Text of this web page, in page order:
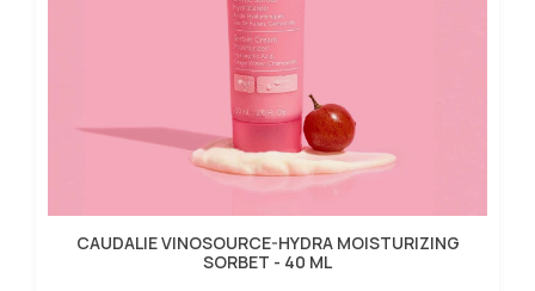
CAUDALIE VINOSOURCE-HYDRA MOISTURIZING
SORBET - 40 ML